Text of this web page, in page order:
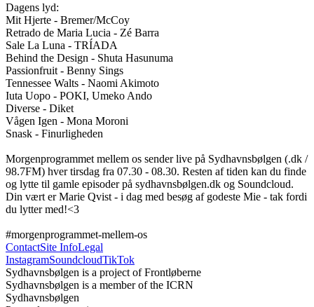
Dagens lyd:
Mit Hjerte - Bremer/McCoy
Retrado de Maria Lucia - Zé Barra
Sale La Luna - TRÍADA
Behind the Design - Shuta Hasunuma
Passionfruit - Benny Sings
Tennessee Walts - Naomi Akimoto
Iuta Uopo - POKI, Umeko Ando
Diverse - Diket
Vågen Igen - Mona Moroni
Snask - Finurligheden
Morgenprogrammet mellem os sender live på Sydhavnsbølgen (.dk /
98.7FM) hver tirsdag fra 07.30 - 08.30. Resten af tiden kan du finde
og lytte til gamle episoder på sydhavnsbølgen.dk og Soundcloud.
Din vært er Marie Qvist - i dag med besøg af godeste Mie - tak fordi
du lytter med!<3
#morgenprogrammet-mellem-os
ContactSite InfoLegal
InstagramSoundcloudTikTok
Sydhavnsbølgen is a project of Frontløberne
Sydhavnsbølgen is a member of the ICRN
Sydhavnsbølgen